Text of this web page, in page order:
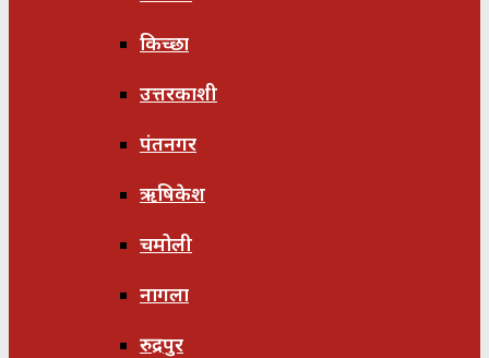
किच्छा
उत्तरकाशी
पंतनगर
ऋषिकेश
चमोली
नागला
रुद्रपुर